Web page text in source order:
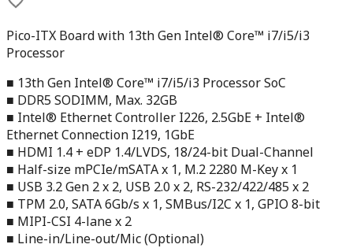
Pico-ITX Board with 13th Gen Intel® Core™ i7/i5/i3
Processor
■ 13th Gen Intel® Core™ i7/i5/i3 Processor SoC
■ DDR5 SODIMM, Max. 32GB
■ Intel® Ethernet Controller I226, 2.5GbE + Intel®
Ethernet Connection I219, 1GbE
■ HDMI 1.4 + eDP 1.4/LVDS, 18/24-bit Dual-Channel
■ Half-size mPCIe/mSATA x 1, M.2 2280 M-Key x 1
■ USB 3.2 Gen 2 x 2, USB 2.0 x 2, RS-232/422/485 x 2
■ TPM 2.0, SATA 6Gb/s x 1, SMBus/I2C x 1, GPIO 8-bit
■ MIPI-CSI 4-lane x 2
■ Line-in/Line-out/Mic (Optional)